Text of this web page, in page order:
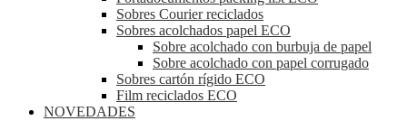
Sobres Courier reciclados
Sobres acolchados papel ECO
Sobre acolchado con burbuja de papel
Sobre acolchado con papel corrugado
Sobres cartón rígido ECO
Film reciclados ECO
NOVEDADES